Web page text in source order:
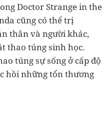
Doctor Strange in the
cũng có thể trị
thân và người khác,
thao túng sinh học.
túng sự sống ở cấp độ
hồi những tổn thương